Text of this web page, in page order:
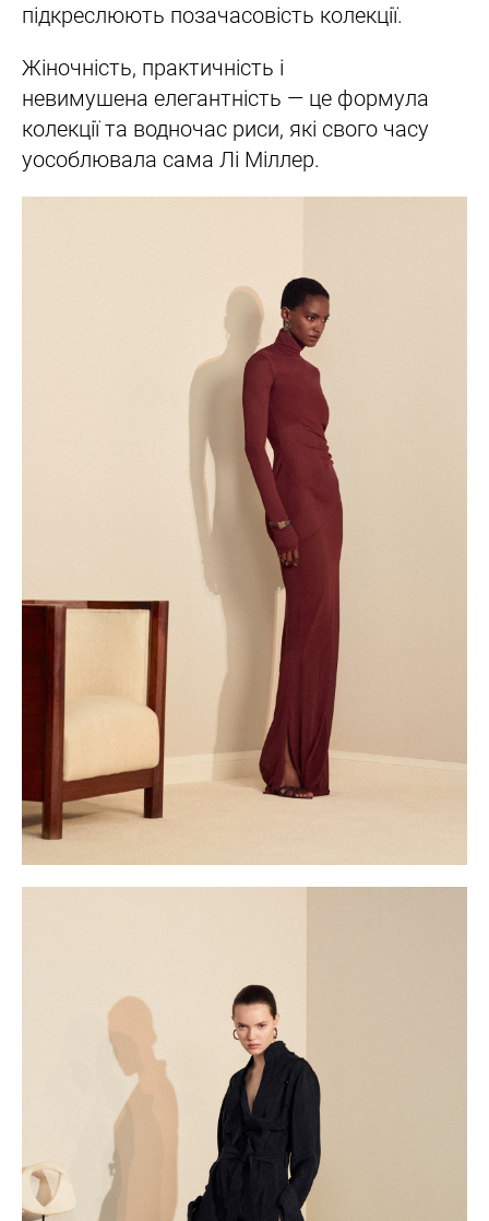
підкреслюють позачасовість колекції.
Жіночність, практичність і
невимушена елегантність — це формула
колекції та водночас риси, які свого часу
уособлювала сама Лі Міллер.